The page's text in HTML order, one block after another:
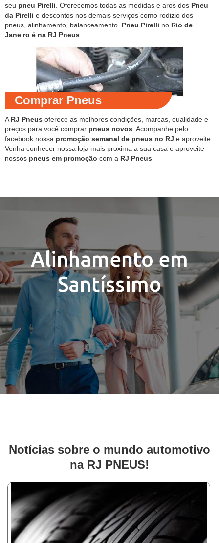
seu pneu Pirelli . Oferecemos todas as medidas e aros dos Pneu
da Pirelli e descontos nos demais serviços como rodizio dos
pneus, alinhamento, balanceamento. Pneu Pirelli no Rio de
Janeiro é na RJ Pneus
Comprar Pneus
A RJ Pneus oferece as melhores condições, marcas, qualidade e
preços para você comprar pneus novos . Acompanhe pelo
facebook nossa promoção semanal de pneus no RJ e aproveite.
Venha conhecer nossa loja mais proxima a sua casa e aproveite
nossos pneus em promoção com a RJ Pneus
Alinhamento em
Santíssimo
Notícias sobre o mundo automotivo
na RJ PNEUS!